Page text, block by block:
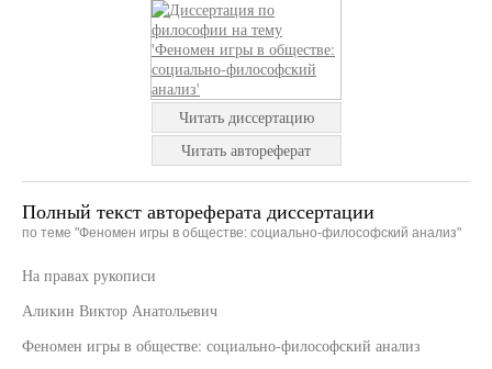
Читать диссертацию
Читать автореферат
Полный текст автореферата диссертации
по теме "Феномен игры в обществе: социально-философский анализ"
На правах рукописи
Аликин Виктор Анатольевич
Феномен игры в обществе: социально-философский анализ